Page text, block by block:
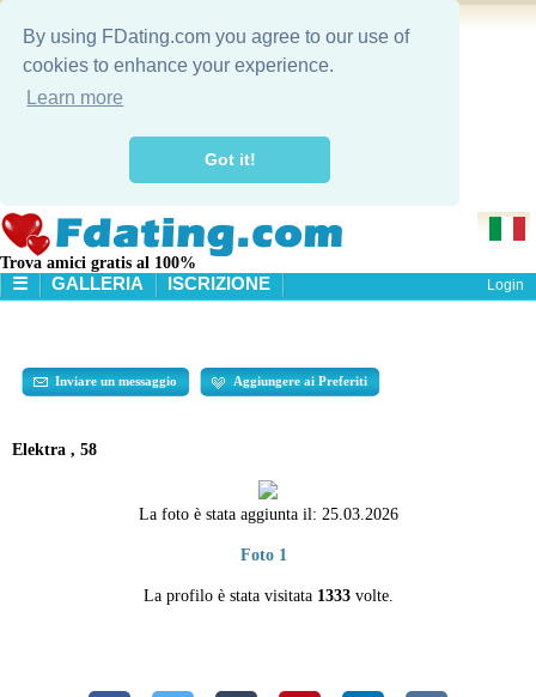
By using FDating.com you agree to our use of
cookies to enhance your experience.
Learn more
Got it!
Trova amici gratis al 100%
☰
RICERCA
GALLERIA ISCRIZIONE Login
Inviare un messaggio Aggiungere ai Preferiti
Elektra , 58
La foto è stata aggiunta il: 25.03.2026
Foto 1
La profilo è stata visitata 1333volte.